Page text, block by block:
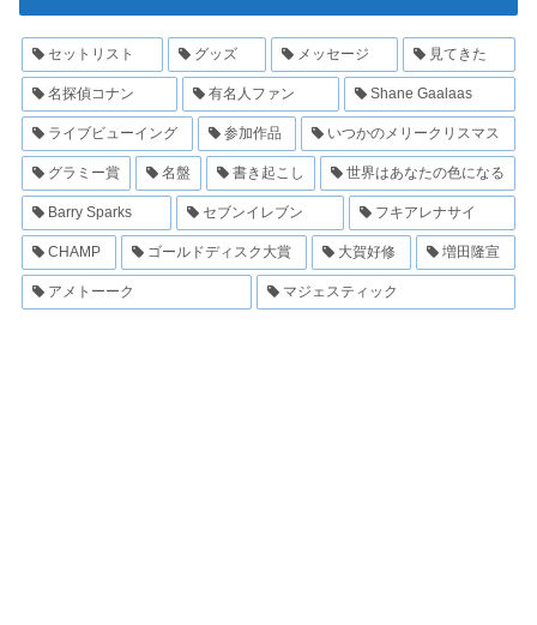
セットリスト グッズ メッセージ 見てきた
名探偵コナン 有名人ファン Shane Gaalaas
ライブビューイング 参加作品 いつかのメリークリスマス
グラミー賞 名盤 書き起こし 世界はあなたの色になる
Barry Sparks セブンイレブン フキアレナサイ
CHAMP ゴールドディスク大賞 大賀好修 増田隆宣
アメトーーク マジェスティック